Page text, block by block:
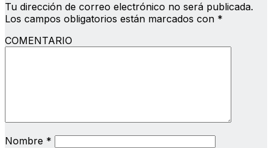
Tu dirección de correo electrónico no será publicada.
Los campos obligatorios están marcados con *
COMENTARIO
Nombre *